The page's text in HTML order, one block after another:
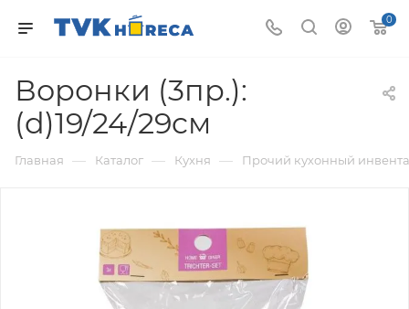
0
Воронки (3пр.):
(d)19/24/29cм
Главная — Каталог — Кухня — Прочий кухонный